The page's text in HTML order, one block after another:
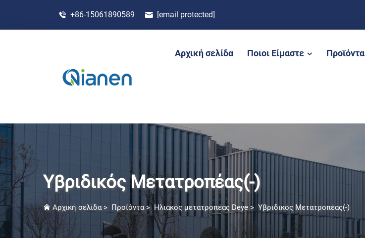
+86-15061890589 [email protected]
Αρχική σελίδα Ποιοι Είμαστε Προϊόντα
Υβριδικός Μετατροπέας(-)
Αρχική σελίδα> Προϊόντα> Ηλιακός μετατροπέας Deye > Υβριδικός Μετατροπέας(-)